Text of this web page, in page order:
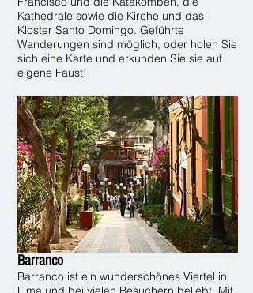
Kathedrale sowie die Kirche und das
Kloster Santo Domingo. Geführte
Wanderungen sind möglich, oder holen Sie
sich eine Karte und erkunden Sie sie auf
eigene Faust!
Barranco
Barranco ist ein wunderschönes Viertel in